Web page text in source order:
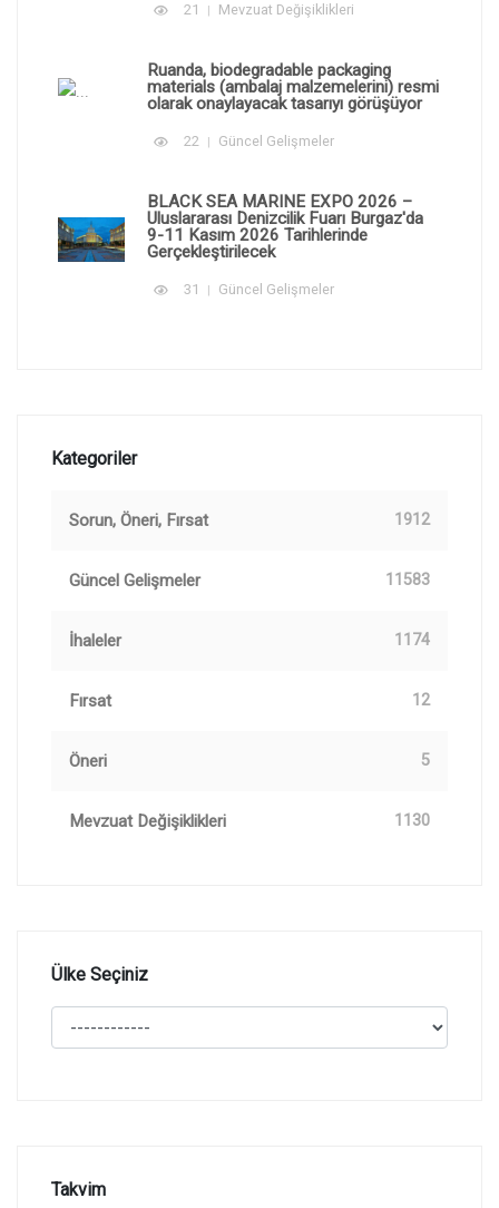
21 Mevzuat Değişiklikleri
Ruanda, biodegradable packaging
materials (ambalaj malzemelerini) resmi
olarak onaylayacak tasarıyı görüşüyor
22 Güncel Gelişmeler
BLACK SEA MARINE EXPO 2026 –
Uluslararası Denizcilik Fuarı Burgaz'da
9-11 Kasım 2026 Tarihlerinde
Gerçekleştirilecek
31 Güncel Gelişmeler
Kategoriler
Sorun, Öneri, Fırsat 1912
Güncel Gelişmeler 11583
İhaleler 1174
Fırsat 12
Öneri 5
Mevzuat Değişiklikleri 1130
Ülke Seçiniz
Takvim